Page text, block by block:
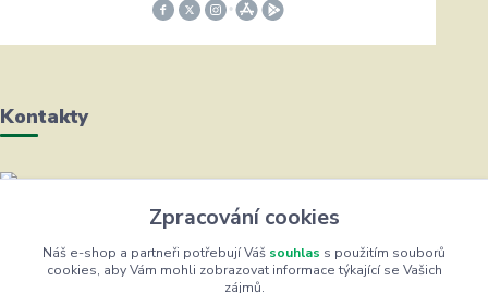
Kontakty
Helena Bayerová
+420 604 711 491
(Po-Čt, 8-16 hod.)
Zpracování cookies
Náš e-shop a partneři potřebují Váš souhlas s použitím souborů
cookies, aby Vám mohli zobrazovat informace týkající se Vašich
zájmů.